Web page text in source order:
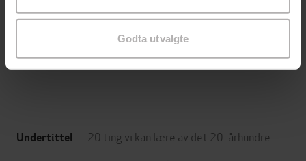
Godta utvalgte
249,-
Åsne Seierstad
EBOK
179,-
EBOK
Undertittel 20 ting vi kan lære av det 20. århundre